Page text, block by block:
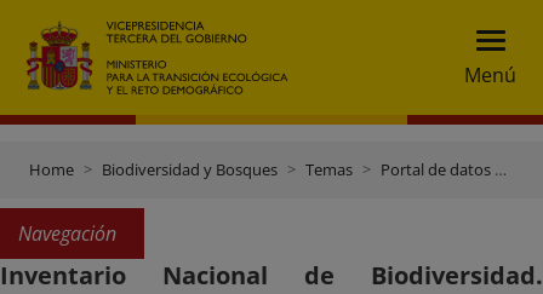
Menú
Home Biodiversidad y Bosques Temas Portal de datos e inventarios
Navegación
Inventario Nacional de Biodiversidad.